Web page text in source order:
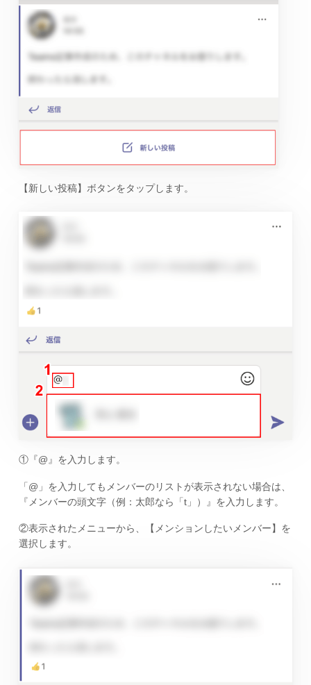
【新しい投稿】ボタンをタップします。
①『@』を入力します。
「@」を入力してもメンバーのリストが表示されない場合は、
『メンバーの頭文字（例：太郎なら「t」）』を入力します。
②表示されたメニューから、【メンションしたいメンバー】を
選択します。